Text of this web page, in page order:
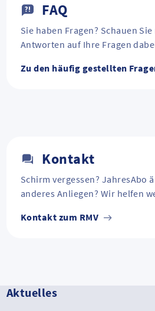
FAQ
Sie haben Fragen? Schauen
Antworten auf Ihre Fragen
Zu den häufig gestellten
Kontakt
Schirm vergessen? JahresAbo
anderes Anliegen? Wir helfen
Kontakt zum RMV
Aktuelles